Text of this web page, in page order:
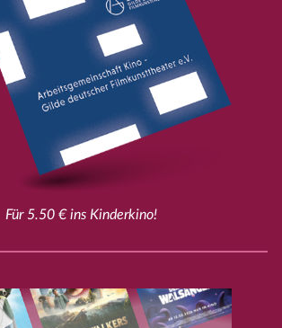
Für 5.50 € ins Kinderkino!